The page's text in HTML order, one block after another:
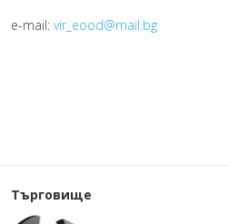
e-mail: vir_eood@mail.bg
Търговище